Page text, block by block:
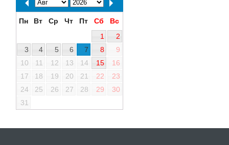
Пн Вт Ср Чт Пт Сб
Вс
1
2
3
4 5 6 7 8
9
10
11 12 13 14 15
16
17
18 19 20 21 22
23
24
25 26 27 28 29
30
31